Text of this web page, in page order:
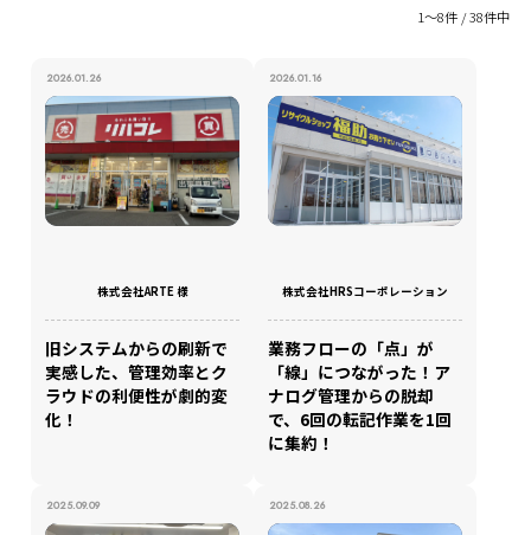
1〜8件 / 38件中
株式会社ARTE 様
2026.01.26
旧システムからの刷新で
実感した、管理効率とク
ラウドの利便性が劇的変
化！
株式会社HRSコーポレーション
2026.01.16
業務フローの「点」が
「線」につながった！ア
ナログ管理からの脱却
で、6回の転記作業を1回
に集約！
2025.09.09 2025.08.26
forRetail小売業の方向けサービス
forRetail小売業の方向けサービス